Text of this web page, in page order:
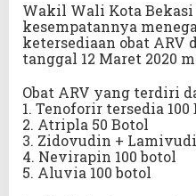
Wakil Wali Kota
kesempatannya
ketersediaan obat ARV
tanggal 12 Maret 2020
Obat ARV yang terdiri
1. Tenoforir tersedia 100
2. Atripla 50 Botol
3. Zidovudin +
4. Nevirapin 100 botol
5. Aluvia 100 botol